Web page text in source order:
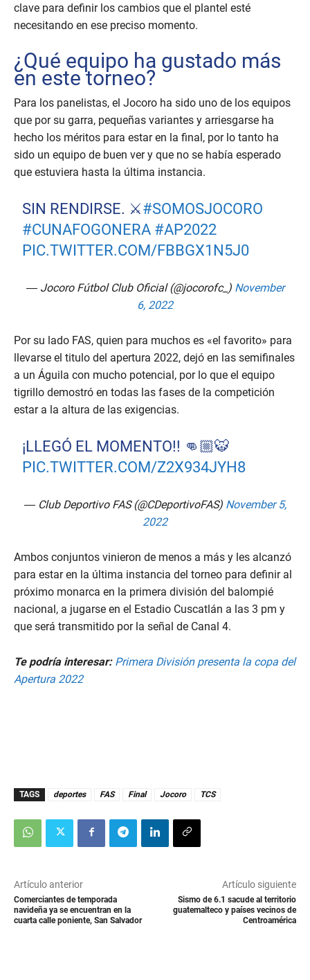
clave para definir los cambios que el plantel esté
necesitando en ese preciso momento.
¿Qué equipo ha gustado más
en este torneo?
Para los panelistas, el Jocoro ha sido uno de los equipos
que por su garra, pequeñas variantes y arriesgarse ha
hecho los méritos para estar en la final, por lo tanto ha
sido un equipo de buen ver y que no se había esperado
que estuviera hasta la última instancia.
SIN RENDIRSE. ⚔️#SOMOSJOCORO
#CUNAFOGONERA #AP2022
PIC.TWITTER.COM/FBBGX1N5J0
— Jocoro Fútbol Club Oficial (@jocorofc_) November
6, 2022
Por su lado FAS, quien para muchos es «el favorito» para
llevarse el titulo del apertura 2022, dejó en las semifinales
a un Águila con mucho potencial, por lo que el equipo
tigrillo demostró en todas las fases de la competición
estar a la altura de las exigencias.
¡LLEGÓ EL MOMENTO!! 👊🏼🐯
PIC.TWITTER.COM/Z2X934JYH8
— Club Deportivo FAS (@CDeportivoFAS) November 5,
2022
Ambos conjuntos vinieron de menos a más y les alcanzó
para estar en la última instancia del torneo para definir al
próximo monarca en la primera división del balompié
nacional, a jugarse en el Estadio Cuscatlán a las 3 pm y
que será transmitido por la señal de Canal 4.
Te podría interesar: Primera División presenta la copa del
Apertura 2022
TAGS deportes FAS Final Jocoro TCS
Artículo anterior
Comerciantes de temporada
navideña ya se encuentran en la
cuarta calle poniente, San Salvador
Artículo siguiente
Sismo de 6.1 sacude al territorio
guatemalteco y países vecinos de
Centroamérica